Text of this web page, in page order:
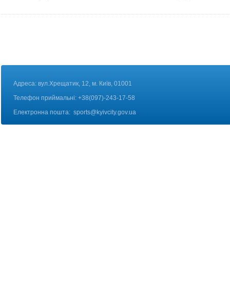
Адреса: вул.Хрещатик, 12, м. Київ, 01001
Телефон приймальні: +38(097)-243-17-58
Електронна пошта: sports@kyivcity.gov.ua